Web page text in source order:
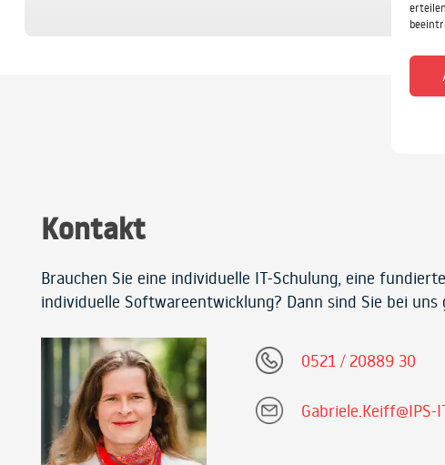
Kontakt
Brauchen Sie eine individuelle IT-Schulung, eine
individuelle Softwareentwicklung? Dann sind Sie bei uns
0521 / 20889 30
Gabriele.Keiff@IPS-